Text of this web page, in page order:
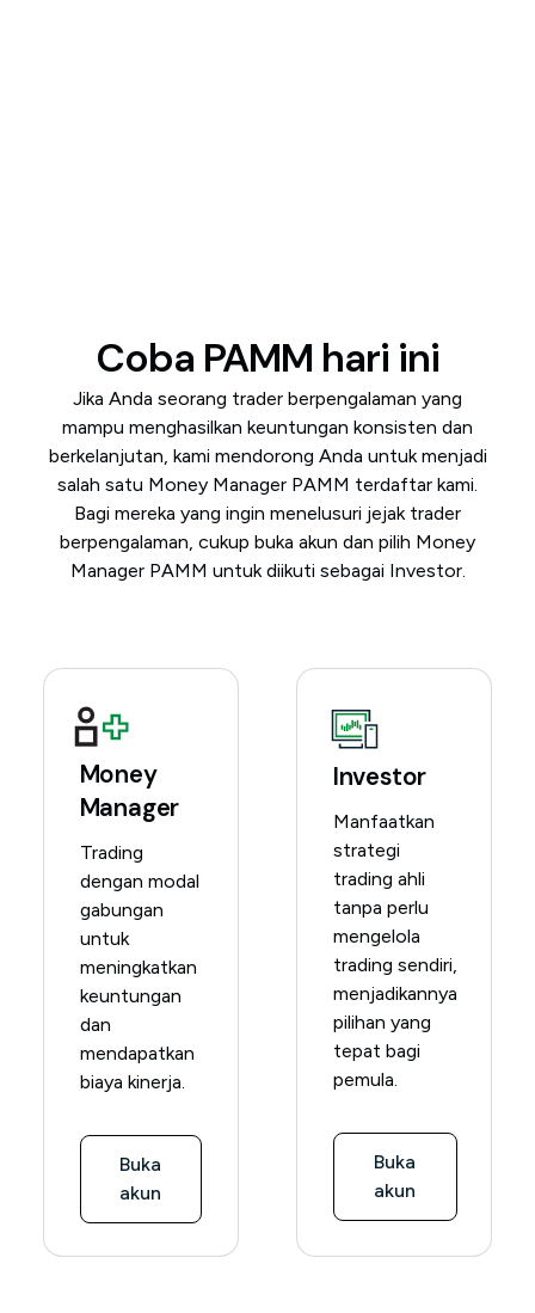
Coba PAMM hari ini
Jika Anda seorang trader berpengalaman yang
mampu menghasilkan keuntungan konsisten dan
berkelanjutan, kami mendorong Anda untuk menjadi
salah satu Money Manager PAMM terdaftar kami.
Bagi mereka yang ingin menelusuri jejak trader
berpengalaman, cukup buka akun dan pilih Money
Manager PAMM untuk diikuti sebagai Investor.
Money
Manager
Trading
dengan modal
gabungan
untuk
meningkatkan
keuntungan
dan
mendapatkan
biaya kinerja.
Buka
akun
Investor
Manfaatkan
strategi
trading ahli
tanpa perlu
mengelola
trading sendiri,
menjadikannya
pilihan yang
tepat bagi
pemula.
Buka
akun